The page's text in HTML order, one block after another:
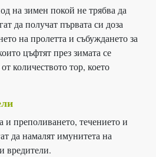
на зимен покой не трябва да
да получат първата си доза
на пролетта и събуждането за
цъфтят през зимата се
количеството тор, което
и преполиването, течението и
да намалят имунитета на
вредители.